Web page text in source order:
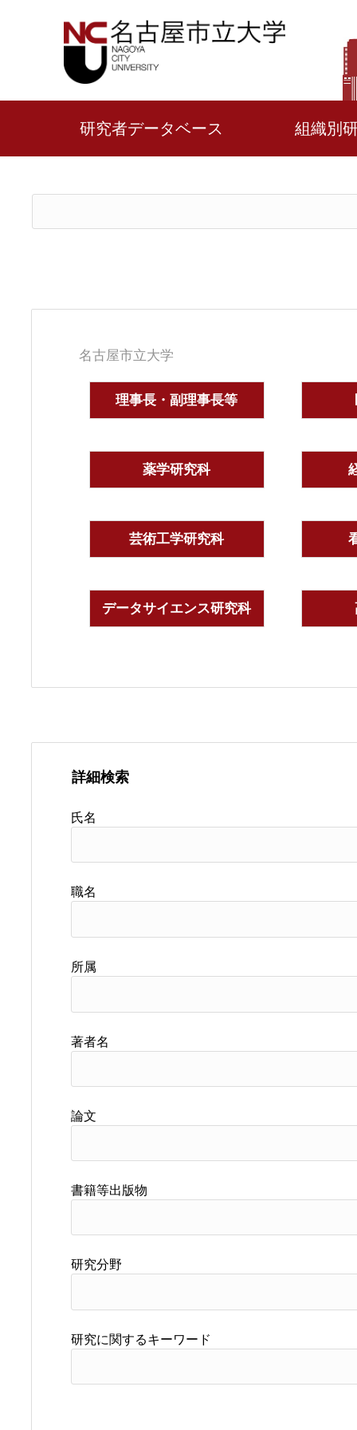
研究者データベース 組織別
名古屋市立大学
理事長・副理事長等
薬学研究科
芸術工学研究科
データサイエンス研究科
詳細検索
氏名
職名
所属
著者名
論文
書籍等出版物
研究分野
研究に関するキーワード